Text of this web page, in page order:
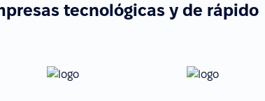
tecnológicas y de rápido